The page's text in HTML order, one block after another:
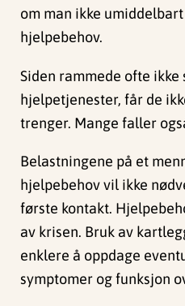
om man ikke
hjelpebehov.
Siden rammede ofte ikke
hjelpetjenester, får de
trenger. Mange faller
Belastningene på et
hjelpebehov vil ikke
første kontakt.
av krisen. Bruk av
enklere å oppdage
symptomer og funksjon